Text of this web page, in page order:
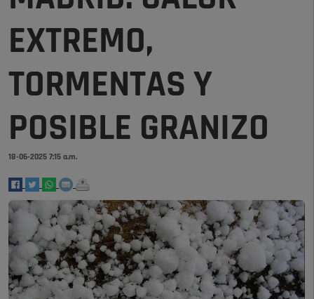
EXTREMO,
TORMENTAS Y
POSIBLE GRANIZO
18-06-2025 7:15 a.m.